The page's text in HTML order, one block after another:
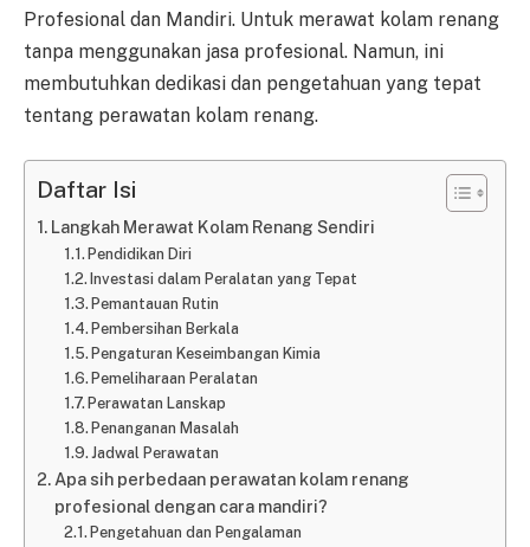
Profesional dan Mandiri. Untuk merawat kolam renang
tanpa menggunakan jasa profesional. Namun, ini
membutuhkan dedikasi dan pengetahuan yang tepat
tentang perawatan kolam renang.
Daftar Isi
Langkah Merawat Kolam Renang Sendiri
Pendidikan Diri
Investasi dalam Peralatan yang Tepat
Pemantauan Rutin
Pembersihan Berkala
Pengaturan Keseimbangan Kimia
Pemeliharaan Peralatan
Perawatan Lanskap
Penanganan Masalah
Jadwal Perawatan
Apa sih perbedaan perawatan kolam renang
profesional dengan cara mandiri?
Pengetahuan dan Pengalaman